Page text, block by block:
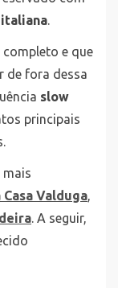
.
completo e que
de fora dessa
slow
principais
Valduga,
. A seguir,